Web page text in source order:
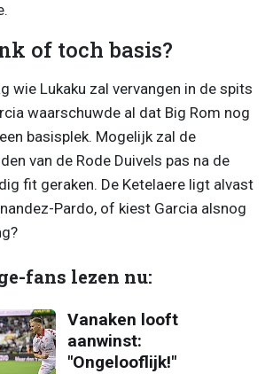
of toch basis?
wie Lukaku zal vervangen in de spits
waarschuwde al dat Big Rom nog
basisplek. Mogelijk zal de
van de Rode Duivels pas na de
fit geraken. De Ketelaere ligt alvast
Pardo, of kiest Garcia alsnog
fans lezen nu:
Vanaken looft
aanwinst:
"Ongelooflijk!"